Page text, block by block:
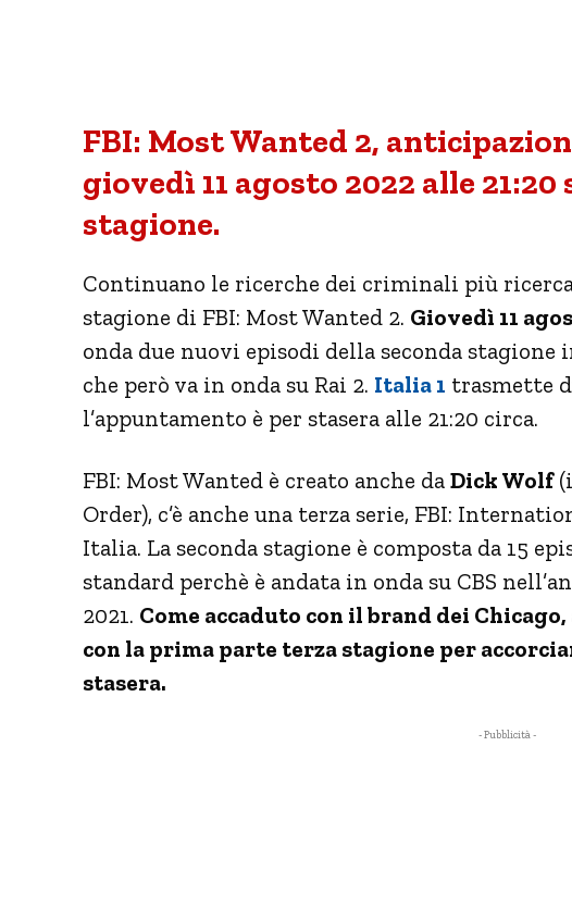
FBI: Most Wanted 2,
giovedì 11 agosto 2022 alle
stagione.
Continuano le ricerche dei criminali più
stagione di FBI: Most Wanted 2. Giovedì 11
onda due nuovi episodi della seconda
che però va in onda su Rai 2. Italia 1 trasmette
l’appuntamento è per stasera alle 21:20 circa.
FBI: Most Wanted è creato anche da Dick Wolf
Order), c’è anche una terza serie, FBI:
Italia. La seconda stagione è composta da 15
standard perchè è andata in onda su CBS
2021. Come accaduto con il brand dei
con la prima parte terza stagione per
stasera.
- Pubblicità -